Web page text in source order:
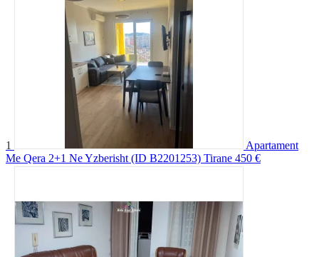
1
Apartament
Me Qera 2+1 Ne Yzberisht (ID B2201253) Tirane 450 €